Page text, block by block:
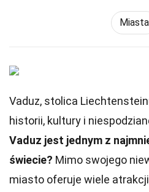
Miasta
Vaduz, stolica
historii, kultury i
Vaduz jest jednym z
świecie? Mimo swojego
miasto oferuje wiele